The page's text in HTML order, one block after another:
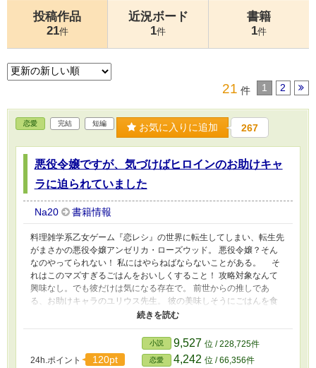
投稿作品
21件
近況ボード
1件
書籍
1件
21 件 1 2
恋愛 完結 短編 お気に入りに追加 267
悪役令嬢ですが、気づけばヒロインのお助けキャ
ラに迫られていました
Na20 書籍情報
料理雑学系乙女ゲーム『恋レシ』の世界に転生してしまい、転生先
がまさかの悪役令嬢アンゼリカ・ローズウッド。 悪役令嬢？そん
なのやってられない！ 私にはやらねばならないことがある。 そ
れはこのマズすぎるごはんをおいしくすること！ 攻略対象なんて
興味なし。でも彼だけは気になる存在で。 前世からの推しであ
る、お助けキャラのユリウス先生。 彼の美味しそうにごはんを食
べる姿に癒される日々⋯⋯ってあれ？ いつの間にこんなに距離が
近くなってたの！？ ※ご都合主義ですので、軽い気持ちでお読み
ください。 ※小説家になろう様にも掲載しています。
24h.ポイント 120pt
小説 9,527 位 / 228,725件
恋愛 4,242 位 / 66,356件